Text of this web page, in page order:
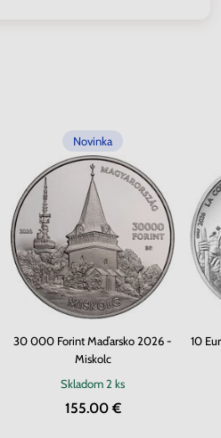
Novinka
30 000 Forint Maďarsko 2026 -
Miskolc
Skladom2 ks
155.00 €
10